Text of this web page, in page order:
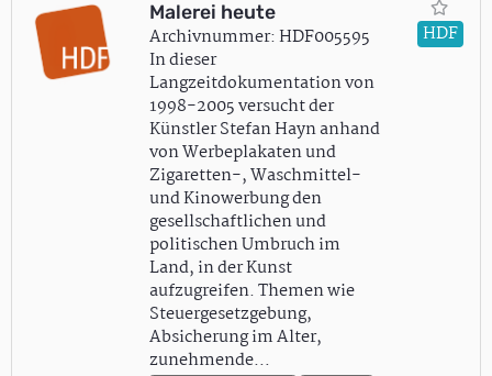
Malerei heute
Archivnummer: HDF005595
In dieser
Langzeitdokumentation von
1998-2005 versucht der
Künstler Stefan Hayn anhand
von Werbeplakaten und
Zigaretten-, Waschmittel-
und Kinowerbung den
gesellschaftlichen und
politischen Umbruch im
Land, in der Kunst
aufzugreifen. Themen wie
Steuergesetzgebung,
Absicherung im Alter,
zunehmende…
HDF